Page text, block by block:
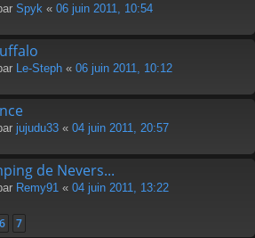
Spyk « 06 juin 2011, 10:54
Le-Steph « 06 juin 2011, 10:12
jujudu33 « 04 juin 2011, 20:57
de Nevers...
Remy91 « 04 juin 2011, 13:22
6 7